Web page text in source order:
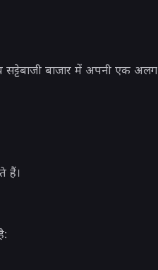
बाजार में अपनी एक अलग
हैं।